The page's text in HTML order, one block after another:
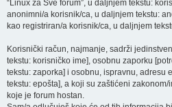
“Linux za Sve forum”, u daljnjem tekstu:
anonimni/a korisnik/ca, u daljnjem tekstu:
kao registriran/a korisnik/ca, u daljnjem
Korisnički račun, najmanje, sadrži
tekstu: korisničko ime], osobnu zaporku
tekstu: zaporka] i osobnu, ispravnu, adresu
tekstu: epošta], a koji su zaštićeni
koje je forum hostan.